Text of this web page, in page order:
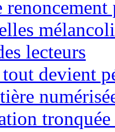
lecteurs
devient